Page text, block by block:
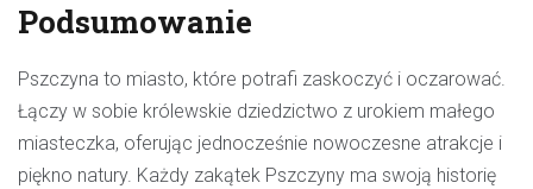
Podsumowanie
Pszczyna to miasto, które potrafi zaskoczyć i oczarować.
Łączy w sobie królewskie dziedzictwo z urokiem małego
miasteczka, oferując jednocześnie nowoczesne atrakcje i
piękno natury. Każdy zakątek Pszczyny ma swoją historię